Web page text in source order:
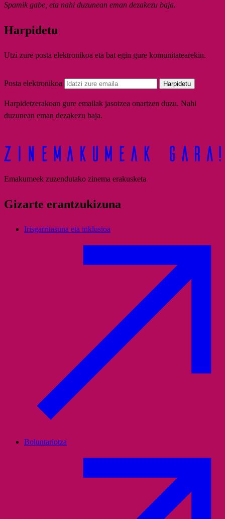
Spamik gabe, eta nahi duzunean eman dezakezu baja.
Harpidetu
Utzi zure posta elektronikoa eta bat egin gure komunitatearekin.
Posta elektronikoa Harpidetu
Harpidetzerakoan gure emailak jasotzea onartzen duzu. Nahi
duzunean eman dezakezu baja.
Emakumeek zuzendutako zinema erakusketa
Gizarte erantzukizuna
Irisgarritasuna eta inklusioa
Boluntariotza